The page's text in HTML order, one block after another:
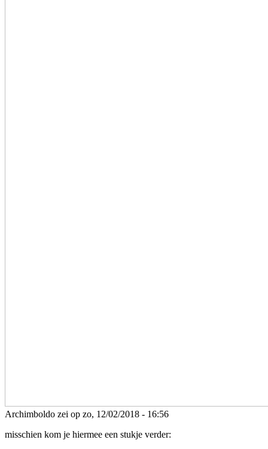
Archimboldo zei op zo, 12/02/2018 - 16:56
misschien kom je hiermee een stukje verder: